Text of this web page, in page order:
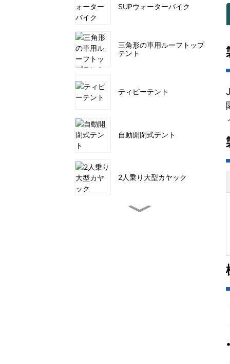
SUPウォーターバイク
三角形の車用ルーフトップ
テント
ティピーテント
自動開閉式テント
2人乗り大型カヤック